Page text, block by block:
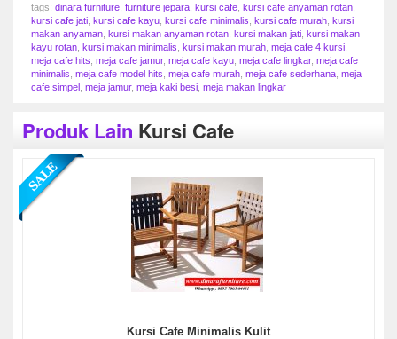
tags: dinara furniture furniture jepara kursi cafe kursi cafe anyaman rotan
kursi cafe jati kursi cafe kayu kursi cafe minimalis kursi cafe murah kursi
makan anyaman kursi makan anyaman rotan kursi makan jati kursi makan
kayu rotan kursi makan minimalis kursi makan murah meja cafe 4 kursi
meja cafe hits meja cafe jamur, meja cafe kayu meja cafe lingkar, meja cafe
minimalis meja cafe model hits meja cafe murah meja cafe sederhana meja
cafe simpel meja jamur, meja kaki besi meja makan lingkar
Produk Lain Kursi Cafe
Kursi Cafe Minimalis Kulit